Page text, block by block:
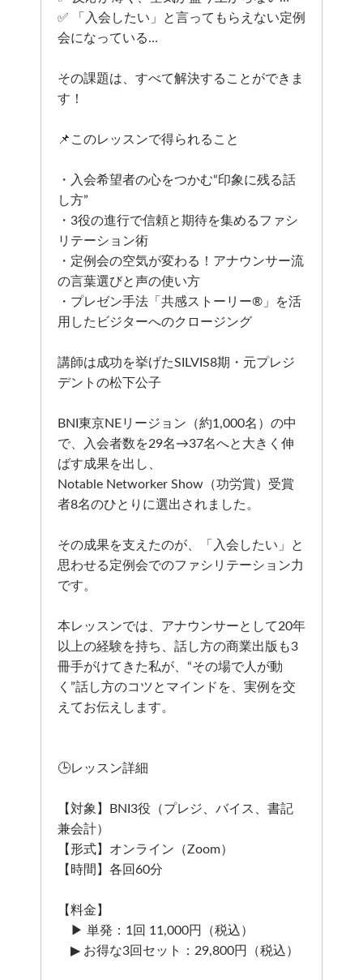
✅ 「入会したい」と言ってもらえない定例
会になっている…
その課題は、すべて解決することができま
す！
📌このレッスンで得られること
・入会希望者の心をつかむ“印象に残る話
し方”
・3役の進行で信頼と期待を集めるファシ
リテーション術
・定例会の空気が変わる！アナウンサー流
の言葉選びと声の使い方
・プレゼン手法「共感ストーリー®」を活
用したビジターへのクロージング
講師は成功を挙げたSILVIS8期・元プレジ
デントの松下公子
BNI東京NEリージョン（約1,000名）の中
で、入会者数を29名→37名へと大きく伸
ばす成果を出し、
Notable Networker Show（功労賞）受賞
者8名のひとりに選出されました。
その成果を支えたのが、「入会したい」と
思わせる定例会でのファシリテーション力
です。
本レッスンでは、アナウンサーとして20年
以上の経験を持ち、話し方の商業出版も3
冊手がけてきた私が、“その場で人が動
く”話し方のコツとマインドを、実例を交
えてお伝えします。
🕒レッスン詳細
【対象】BNI3役（プレジ、バイス、書記
兼会計）
【形式】オンライン（Zoom）
【時間】各回60分
【料金】
▶ 単発：1回 11,000円（税込）
▶ お得な3回セット：29,800円（税込）